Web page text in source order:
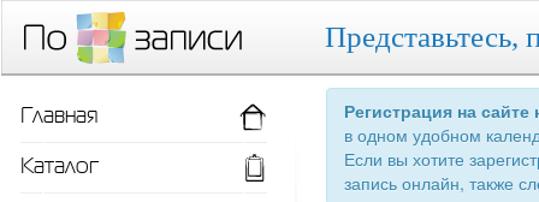
Представьтесь,
Регистрация на
в одном удобном
Если вы хотите
запись онлайн, также
Главная
Каталог